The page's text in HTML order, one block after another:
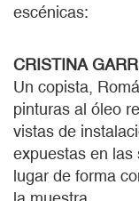
escénicas:
CRISTINA
Un copista,
pinturas al óleo
vistas de
expuestas en las
lugar de forma